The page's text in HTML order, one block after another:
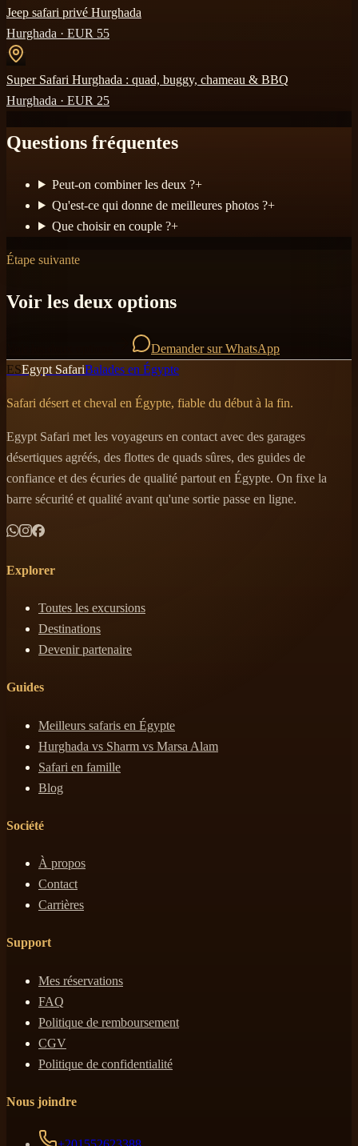
Jeep safari privé Hurghada
Hurghada · EUR 55
Super Safari Hurghada : quad, buggy, chameau & BBQ
Hurghada · EUR 25
Questions fréquentes
Peut-on combiner les deux ?+
Qu'est-ce qui donne de meilleures photos ?+
Que choisir en couple ?+
Étape suivante
Voir les deux options
Demander sur WhatsApp
ESEgypt SafariBalades en Égypte
Safari désert et cheval en Égypte, fiable du début à la fin.
Egypt Safari met les voyageurs en contact avec des garages
désertiques agréés, des flottes de quads sûres, des guides de
confiance et des écuries de qualité partout en Égypte. On fixe la
barre sécurité et qualité avant qu'une sortie passe en ligne.
Explorer
Toutes les excursions
Destinations
Devenir partenaire
Guides
Meilleurs safaris en Égypte
Hurghada vs Sharm vs Marsa Alam
Safari en famille
Blog
Société
À propos
Contact
Carrières
Support
Mes réservations
FAQ
Politique de remboursement
CGV
Politique de confidentialité
Nous joindre